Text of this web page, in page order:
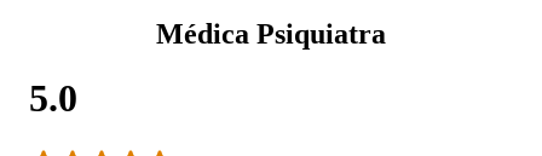
Médica Psiquiatra
5.0